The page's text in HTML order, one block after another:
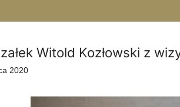
Witold Kozłowski z
2020